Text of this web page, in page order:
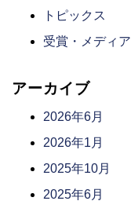
トピックス
受賞・メディア
アーカイブ
2026年6月
2026年1月
2025年10月
2025年6月